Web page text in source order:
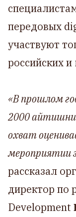
передовых
участвуют
российских
«В прошлом
2000
охват
мероприятии
рассказал
директор по
Development